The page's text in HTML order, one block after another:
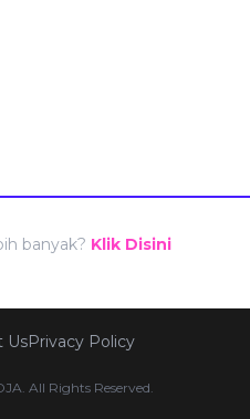
banyak? Klik Disini
UsPrivacy Policy
All Rights Reserved.